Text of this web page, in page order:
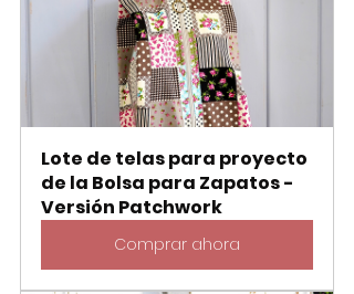
Lote de telas para proyecto
de la Bolsa para Zapatos -
Versión Patchwork
Comprar ahora